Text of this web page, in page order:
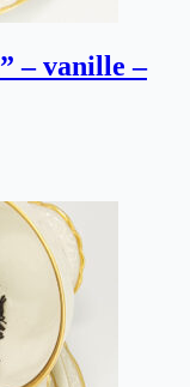
– vanille –